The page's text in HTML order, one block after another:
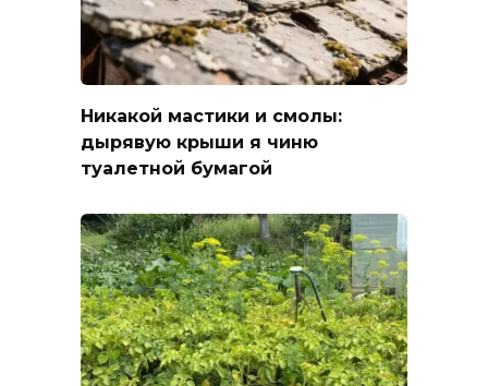
Никакой мастики и смолы:
дырявую крыши я чиню
туалетной бумагой